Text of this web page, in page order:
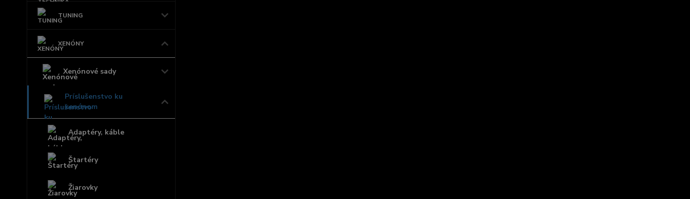
TUNING
XENÓNY
Xenónové sady
Príslušenstvo ku
xenónom
Adaptéry, káble
Štartéry
Žiarovky